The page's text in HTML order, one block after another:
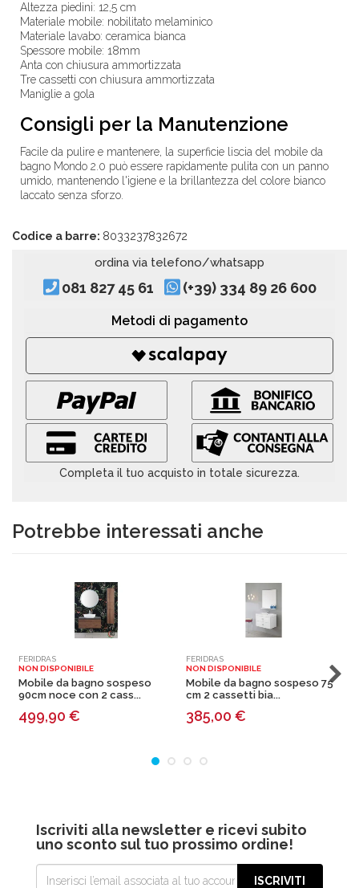
Altezza piedini: 12,5 cm
Materiale mobile: nobilitato melaminico
Materiale lavabo: ceramica bianca
Spessore mobile: 18mm
Anta con chiusura ammortizzata
Tre cassetti con chiusura ammortizzata
Maniglie a gola
Consigli per la Manutenzione
Facile da pulire e mantenere, la superficie liscia del mobile da
bagno Mondo 2.0 può essere rapidamente pulita con un panno
umido, mantenendo l'igiene e la brillantezza del colore bianco
laccato senza sforzo.
Codice a barre: 8033237832672
ordina via telefono/whatsapp
081 827 45 61 (+39) 334 89 26 600
Metodi di pagamento
Completa il tuo acquisto in totale sicurezza.
Potrebbe interessati anche
FERIDRAS
NON DISPONIBILE
Mobile da bagno sospeso
90cm noce con 2 cass...
499,90 €
FERIDRAS
NON DISPONIBILE
Mobile da bagno sospeso 75
cm 2 cassetti bia...
385,00 €
Iscriviti alla newsletter e ricevi subito
uno sconto sul tuo prossimo ordine!
ISCRIVITI